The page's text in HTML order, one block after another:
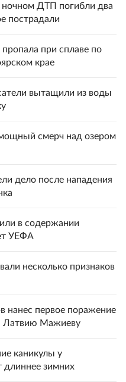
ночном ДТП погибли два
пострадали
при сплаве по
крае
вытащили из воды
смерч над озером
дело после нападения
в содержании
УЕФА
несколько признаков
нанес первое поражение
Латвию Мажиеву
каникулы у
длиннее зимних